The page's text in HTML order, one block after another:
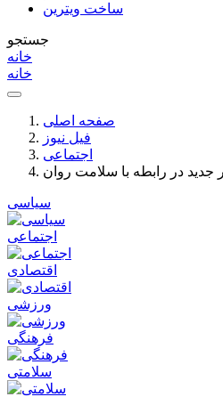
ساخت ویترین
جستجو
خانه
خانه
صفحه اصلی
فیل نیوز
اجتماعی
جدید در رابطه با سلامت روان
سیاسی
اجتماعی
اقتصادی
ورزشی
فرهنگی
سلامتی